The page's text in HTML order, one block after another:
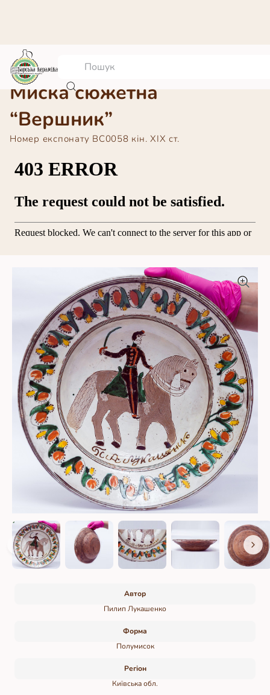
Миска сюжетна
“Вершник”
Номер експонату ВС0058 кін. ХІХ ст.
Автор
Пилип Лукашенко
Форма
Полумисок
Регіон
Київська обл.